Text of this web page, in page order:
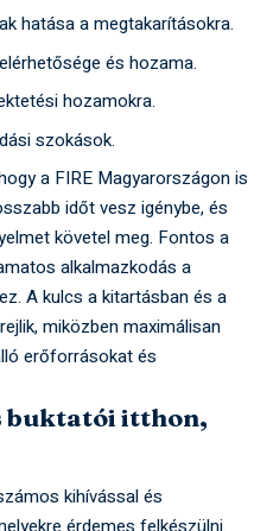
hatása a megtakarításokra.
és hozama.
hozamokra.
szokások.
a FIRE Magyarországon is
időt vesz igénybe, és
követel meg. Fontos a
alkalmazkodás a
A kulcs a kitartásban és a
miközben maximálisan
erőforrásokat és
buktatói itthon,
kihívással és